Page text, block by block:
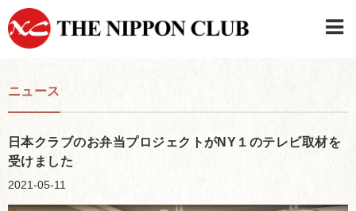
ニュース
日本クラブのお弁当プロジェクトがNY１のテレビ取材を
受けました
2021-05-11
日本クラブメンバーログイン
連絡先・駐車場
はじめてご利用の方はこちら
›